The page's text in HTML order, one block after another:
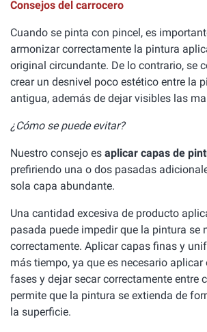
Consejos del carrocero
Cuando se pinta con pincel, es
armonizar correctamente la pintura
original circundante. De lo contrario, se
crear un desnivel poco estético entre la
antigua, además de dejar visibles las
¿Cómo se puede evitar?
Nuestro consejo es aplicar capas de
prefiriendo una o dos pasadas
sola capa abundante.
Una cantidad excesiva de producto
pasada puede impedir que la pintura se
correctamente. Aplicar capas finas y
más tiempo, ya que es necesario aplicar
fases y dejar secar correctamente entre
permite que la pintura se extienda de
la superficie.